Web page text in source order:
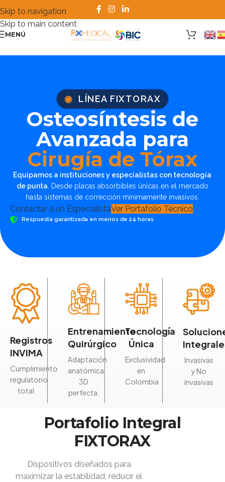
Skip to navigation
Skip to main content
MENÚ
◉ LÍNEA FIXTORAX
Osteosíntesis de
Avanzada para
Cirugía de Tórax
Equipamos a instituciones y especialistas con tecnología
de punta . Desde placas absorbibles únicas en el mercado
hasta sistemas de corrección mínimamente invasivos.
Contactar a un EspecialistaVer Portafolio Técnico
Respuesta garantizada en menos de 24 horas
Registros
INVIMA
Cumplimiento
regulatorio
total
Entrenamiento
Quirúrgico
Adaptación
anatómica
3D
perfecta.
Tecnología
Única
Exclusividad
en
Colombia
Invasivas
y No
invasivas
Portafolio Integral
FIXTORAX
Dispositivos diseñados para
maximizar la estabilidad, reducir el